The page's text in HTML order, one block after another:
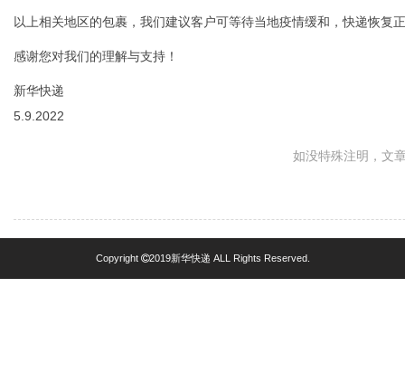
以上相关地区的包裹，我们建议客户可等待当地疫情缓和，快递恢
感谢您对我们的理解与支持！
新华快递
5.9.2022
如没特殊注明，文
Copyright 2019新华快递 ALL Rights Reserved.